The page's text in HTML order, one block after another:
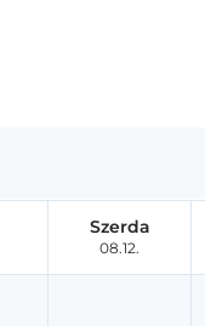
Szerda
08.12.